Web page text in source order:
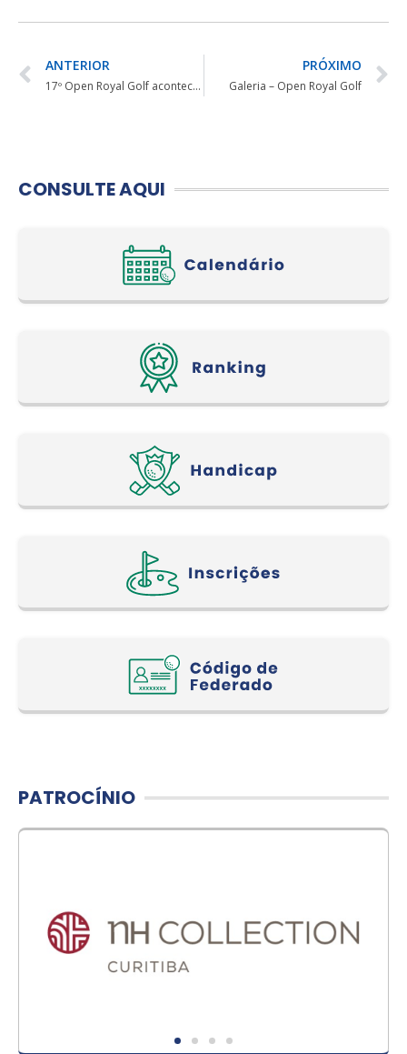
ANTERIOR
17º Open Royal Golf acontece neste final de semana, em Londrina
PRÓXIMO
Galeria – Open Royal Golf
CONSULTE AQUI
PATROCÍNIO